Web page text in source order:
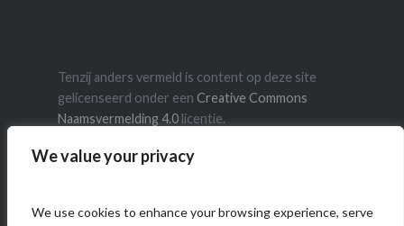
We value your privacy
We use cookies to enhance your browsing experience, serve
Tenzij anders vermeld is content op deze site
gelicenseerd onder een Creative Commons
Naamsvermelding 4.0licentie.